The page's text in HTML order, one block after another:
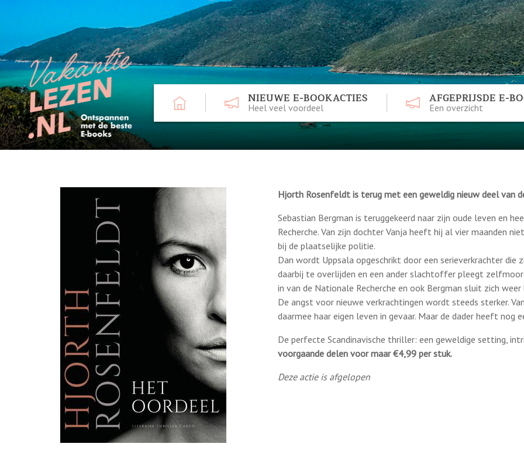
NIEUWE E-BOOKACTIES
Heel veel voordeel
AFGEPRIJSDE E-
Een overzicht
Hjorth Rosenfeldt is terug met een geweldig nieuw deel van
Sebastian Bergman is teruggekeerd naar zijn oude leven en
Recherche. Van zijn dochter Vanja heeft hij al vier maanden
bij de plaatselijke politie.
Dan wordt Uppsala opgeschrikt door een serieverkrachter
daarbij te overlijden en een ander slachtoffer pleegt
in van de Nationale Recherche en ook Bergman sluit zich
De angst voor nieuwe verkrachtingen wordt steeds sterker.
daarmee haar eigen leven in gevaar. Maar de dader heeft nog
De perfecte Scandinavische thriller: een geweldige setting,
voorgaande delen voor maar €4,99 per stuk.
Deze actie is afgelopen